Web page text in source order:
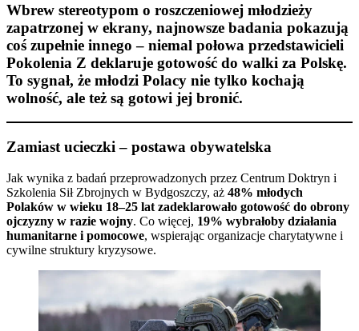
Wbrew stereotypom o roszczeniowej młodzieży
zapatrzonej w ekrany, najnowsze badania pokazują
coś zupełnie innego – niemal połowa przedstawicieli
Pokolenia Z deklaruje gotowość do walki za Polskę.
To sygnał, że młodzi Polacy nie tylko kochają
wolność, ale też są gotowi jej bronić.
Zamiast ucieczki – postawa obywatelska
Jak wynika z badań przeprowadzonych przez Centrum Doktryn i
Szkolenia Sił Zbrojnych w Bydgoszczy, aż 48% młodych
Polaków w wieku 18–25 lat zadeklarowało gotowość do obrony
ojczyzny w razie wojny. Co więcej, 19% wybrałoby działania
humanitarne i pomocowe, wspierając organizacje charytatywne i
cywilne struktury kryzysowe.